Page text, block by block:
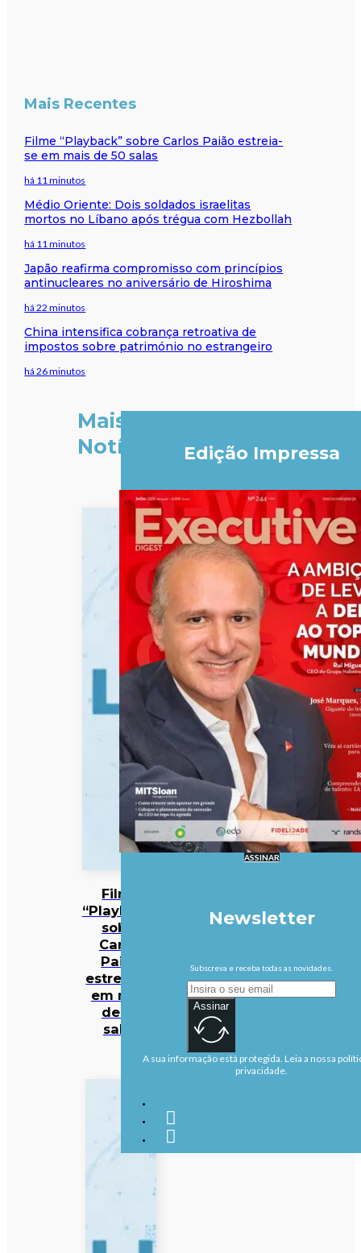
Mais Recentes
Filme “Playback” sobre Carlos Paião estreia-
se em mais de 50 salas
há 11 minutos
Médio Oriente: Dois soldados israelitas
mortos no Líbano após trégua com Hezbollah
há 11 minutos
Japão reafirma compromisso com princípios
antinucleares no aniversário de Hiroshima
há 22 minutos
China intensifica cobrança retroativa de
impostos sobre património no estrangeiro
há 26 minutos
Mais
Notícias
Filme
“Playback”
sobre
Carlos
Paião
estreia-se
em mais
de 50
salas
Edição Impressa
ASSINAR
Newsletter
Subscreva e receba todas as novidades.
Assinar
A sua informação está protegida. Leia a nossa
privacidade.